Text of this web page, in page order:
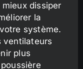
dissiper
la
système.
ventilateurs
plus